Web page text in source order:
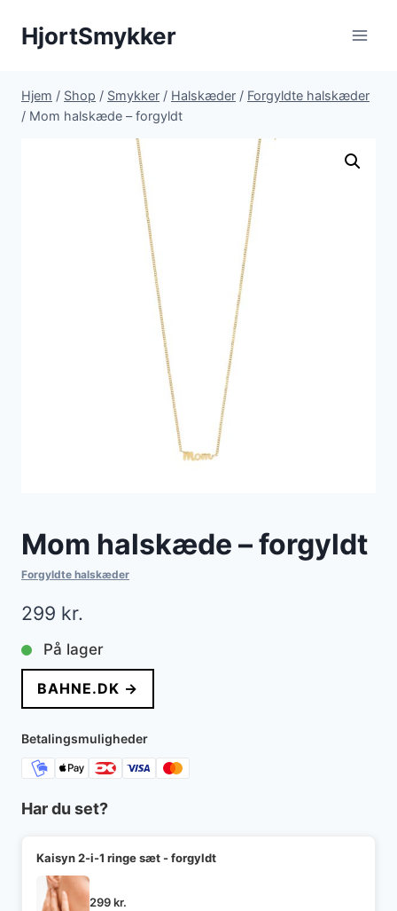
HjortSmykker
Hjem / Shop / Smykker / Halskæder / Forgyldte halskæder
/ Mom halskæde – forgyldt
Mom halskæde – forgyldt
Forgyldte halskæder
299 kr.
På lager
BAHNE.DK →
Betalingsmuligheder
Har du set?
Kaisyn 2-i-1 ringe sæt - forgyldt
299kr.